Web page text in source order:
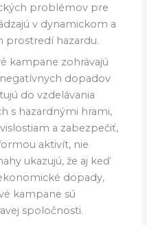
problémov pre
v dynamickom a
prostredí hazardu.
kampane zohrávajú
dopadov
do vzdelávania
s hazardnými hrami,
a zabezpečiť,
aktivít, nie
ukazujú, že aj keď
dopady,
kampane sú
spoločnosti.